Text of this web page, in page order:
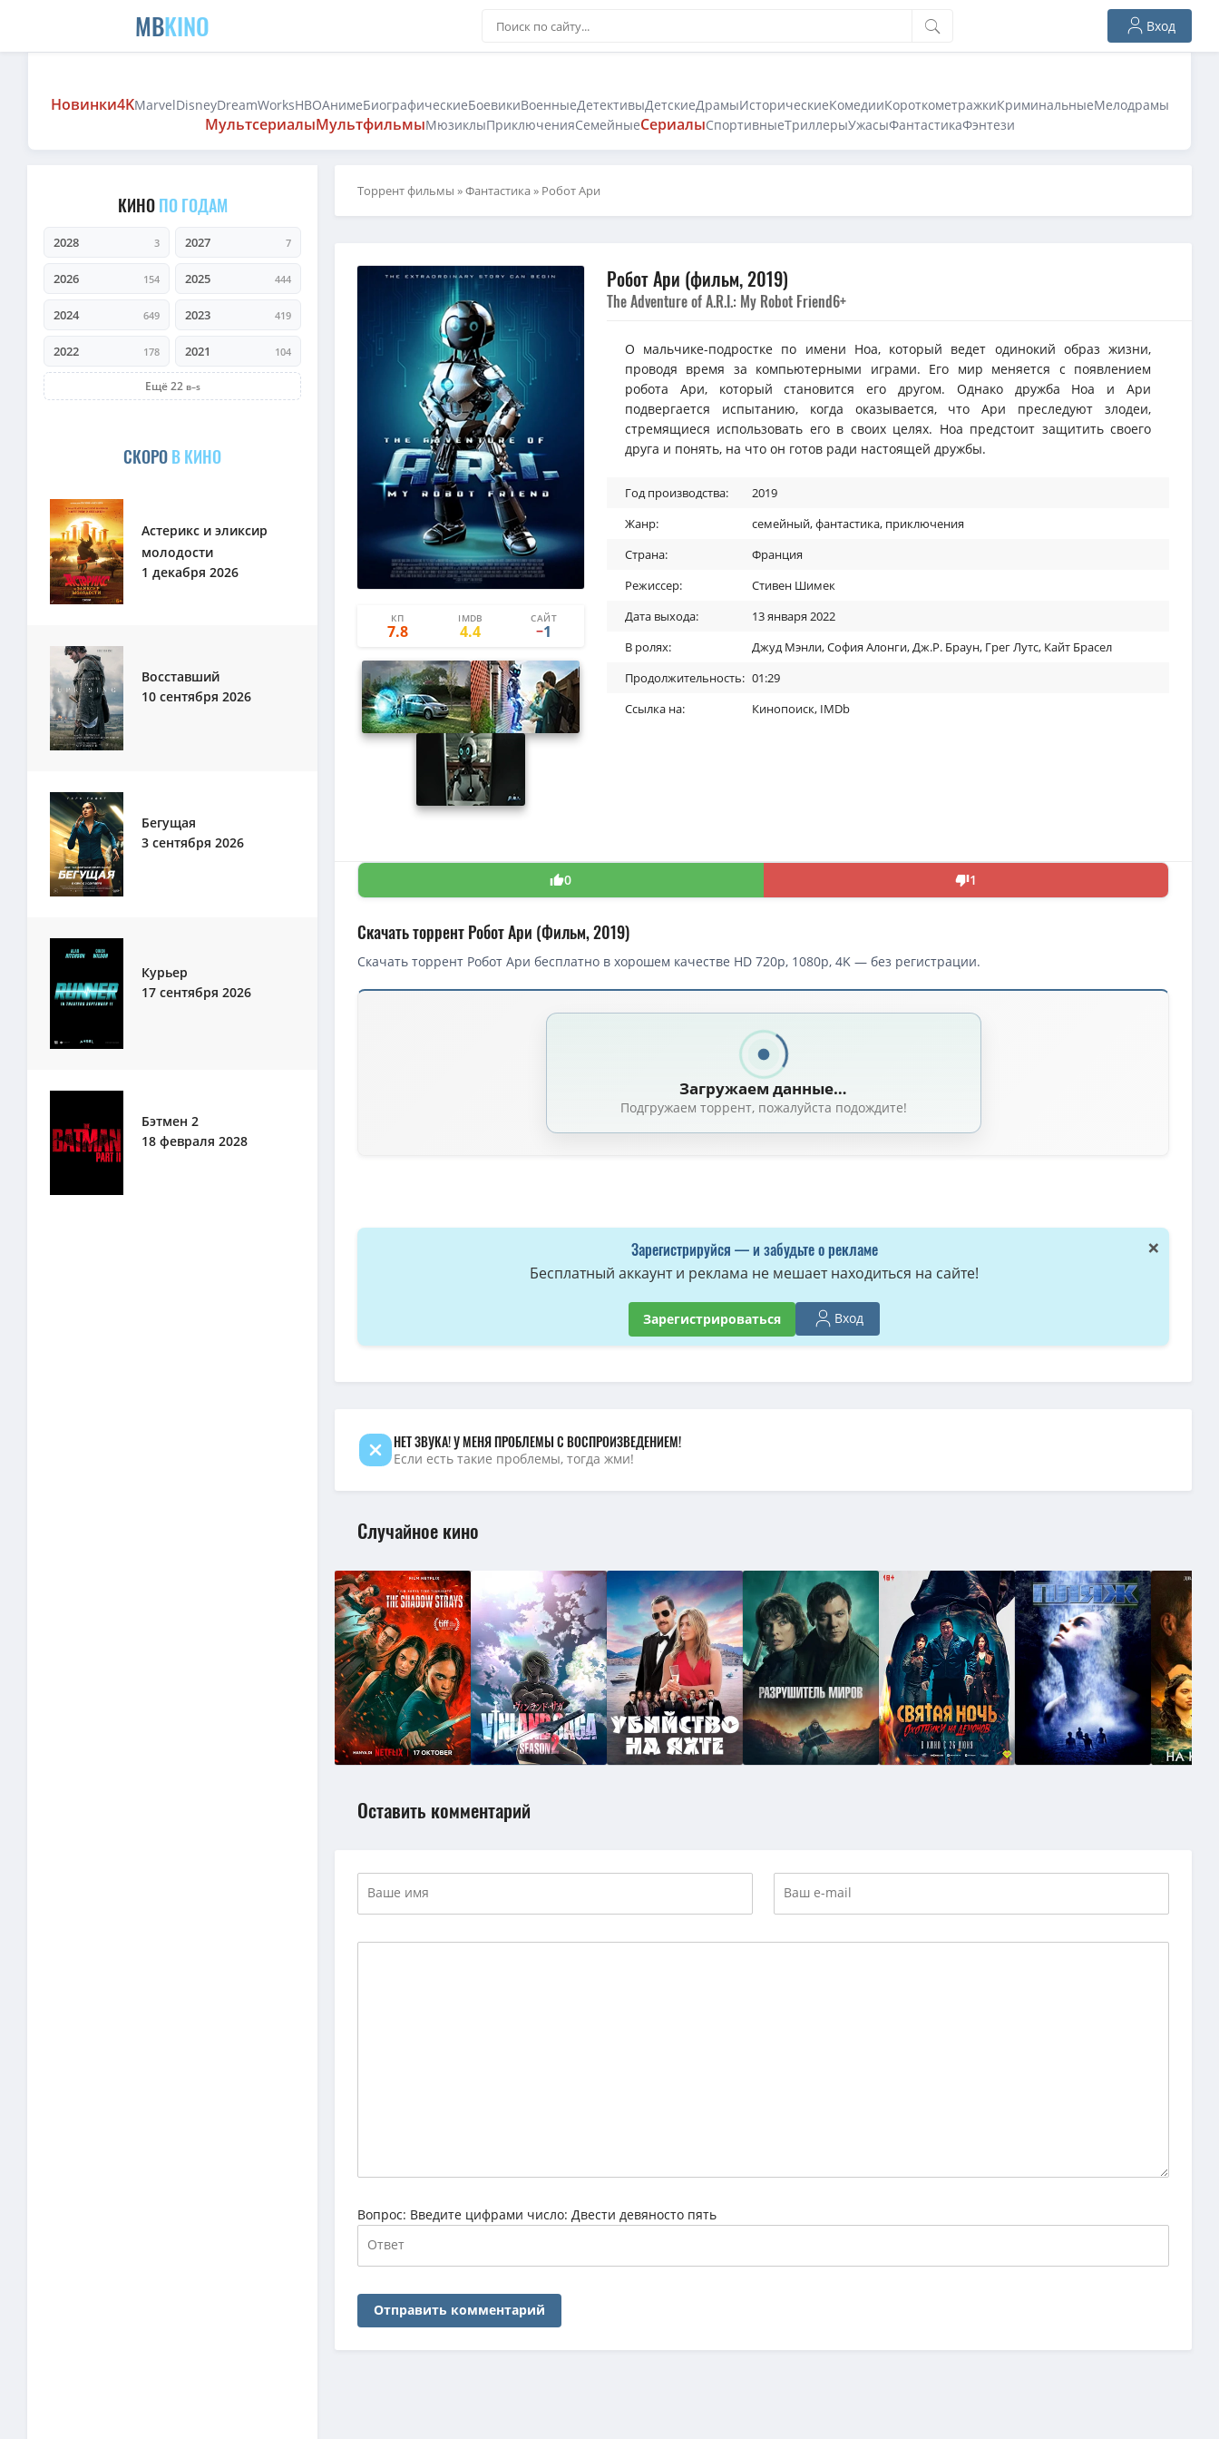
MBKINO Вход
Новинки4KMarvelDisneyDreamWorksHBOАнимеБиографическиеБоевикиВоенныеДетективыДетскиеДрамыИсторическиеКомедииКороткометражкиКриминальныеМелодрамы
МультсериалыМультфильмыМюзиклыПриключенияСемейныеСериалыСпортивныеТриллерыУжасыФантастикаФэнтези
КИНОПО ГОДАМ
2028 3 2027 7
2026 154 2025 444
2024 649 2023 419
2022 178 2021 104
Ещё 22
СКОРОВ КИНО
Астерикс и эликсир
молодости
1 декабря 2026
Восставший
10 сентября 2026
Бегущая
3 сентября 2026
Курьер
17 сентября 2026
Бэтмен 2
18 февраля 2028
Торрент фильмы »Фантастика» Робот Ари
КП
7.8
IMDB
4.4
САЙТ
01
−1
Робот Ари (фильм, 2019)
The Adventure of A.R.I.: My Robot Friend6+
О мальчике-подростке по имени Ноа, который ведет одинокий образ жизни,
проводя время за компьютерными играми. Его мир меняется с появлением
робота Ари, который становится его другом. Однако дружба Ноа и Ари
подвергается испытанию, когда оказывается, что Ари преследуют злодеи,
стремящиеся использовать его в своих целях. Ноа предстоит защитить своего
друга и понять, на что он готов ради настоящей дружбы.
Год производства:
2019
Жанр:
семейный,фантастика, приключения
Страна:
Франция
Режиссер:
Стивен Шимек
Дата выхода:
13 января 2022
В ролях:
Джуд Мэнли,София Алонги,Дж.Р. Браун, Грег Лутс, Кайт Брасел
Продолжительность: 01:29
Ссылка на:
Кинопоиск, IMDb
0 1
Скачать торрент Робот Ари (Фильм, 2019)
Скачать торрент Робот Ари бесплатно в хорошем качестве HD 720p, 1080p, 4K — без регистрации.
Загружаем данные…
Подгружаем торрент, пожалуйста подождите!
×
Зарегистрируйся — и забудьте о рекламе
Бесплатный аккаунт и реклама не мешает находиться на сайте!
Зарегистрироваться Вход
НЕТ ЗВУКА! У МЕНЯ ПРОБЛЕМЫ С ВОСПРОИЗВЕДЕНИЕМ!
Если есть такие проблемы, тогда жми!
Случайное кино
Оставить комментарий
Вопрос: Введите цифрами число: Двести девяносто пять
Отправить комментарий